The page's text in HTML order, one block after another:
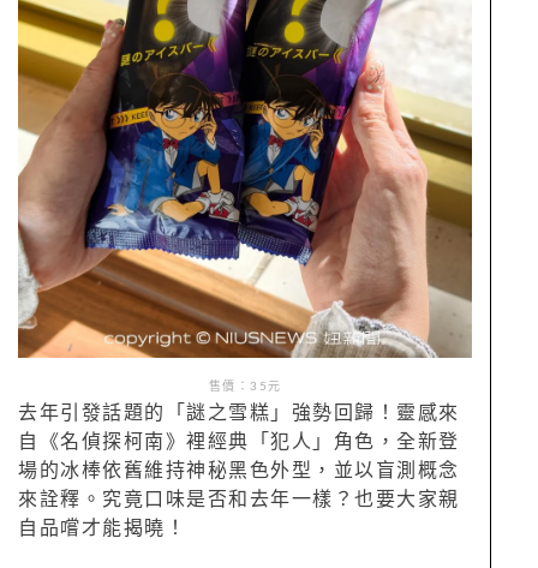
售價：35元
去年引發話題的「謎之雪糕」強勢回歸！靈感來
自《名偵探柯南》裡經典「犯人」角色，全新登
場的冰棒依舊維持神秘黑色外型，並以盲測概念
來詮釋。究竟口味是否和去年一樣？也要大家親
自品嚐才能揭曉！